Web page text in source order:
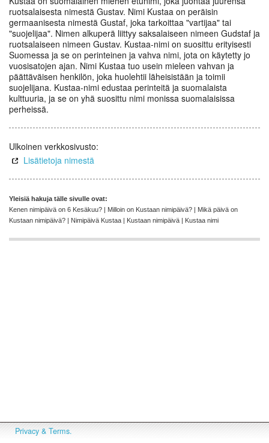
ruotsalaisesta nimestä Gustav. Nimi Kustaa on peräisin
germaanisesta nimestä Gustaf, joka tarkoittaa "vartijaa" tai
"suojelijaa". Nimen alkuperä liittyy saksalaiseen nimeen Gudstaf ja
ruotsalaiseen nimeen Gustav. Kustaa-nimi on suosittu erityisesti
Suomessa ja se on perinteinen ja vahva nimi, jota on käytetty jo
vuosisatojen ajan. Nimi Kustaa tuo usein mieleen vahvan ja
päättäväisen henkilön, joka huolehtii läheisistään ja toimii
suojelijana. Kustaa-nimi edustaa perinteitä ja suomalaista
kulttuuria, ja se on yhä suosittu nimi monissa suomalaisissa
perheissä.
Ulkoinen verkkosivusto:
Lisätietoja nimestä
Yleisiä hakuja tälle sivulle ovat:
Kenen nimipäivä on 6 Kesäkuu? | Milloin on Kustaan nimipäivä? | Mikä päivä on
Kustaan nimipäivä? | Nimipäivä Kustaa | Kustaan nimipäivä | Kustaa nimi
Privacy & Terms.